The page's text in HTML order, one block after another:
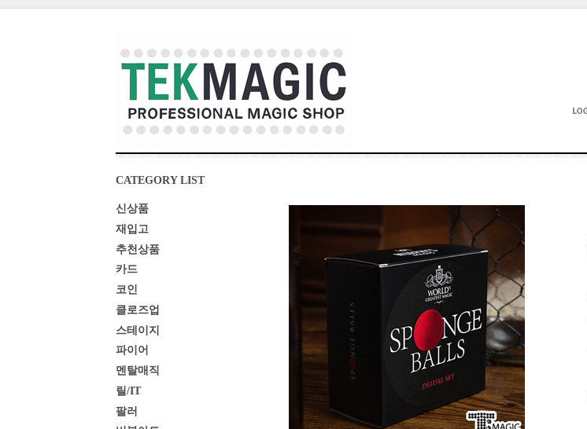
CATEGORY LIST
신상품
재입고
추천상품
카드
코인
클로즈업
스테이지
파이어
멘탈매직
릴/IT
팔러